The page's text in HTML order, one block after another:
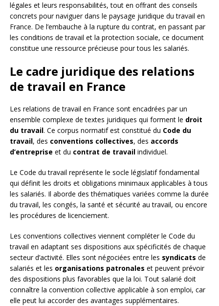
légales et leurs responsabilités, tout en offrant des conseils
concrets pour naviguer dans le paysage juridique du travail en
France. De l’embauche à la rupture du contrat, en passant par
les conditions de travail et la protection sociale, ce document
constitue une ressource précieuse pour tous les salariés.
Le cadre juridique des relations
de travail en France
Les relations de travail en France sont encadrées par un
ensemble complexe de textes juridiques qui forment le droit
du travail. Ce corpus normatif est constitué du Code du
travail, des conventions collectives, des accords
d’entreprise et du contrat de travail individuel.
Le Code du travail représente le socle législatif fondamental
qui définit les droits et obligations minimaux applicables à tous
les salariés. Il aborde des thématiques variées comme la durée
du travail, les congés, la santé et sécurité au travail, ou encore
les procédures de licenciement.
Les conventions collectives viennent compléter le Code du
travail en adaptant ses dispositions aux spécificités de chaque
secteur d’activité. Elles sont négociées entre les syndicats de
salariés et les organisations patronales et peuvent prévoir
des dispositions plus favorables que la loi. Tout salarié doit
connaître la convention collective applicable à son emploi, car
elle peut lui accorder des avantages supplémentaires.